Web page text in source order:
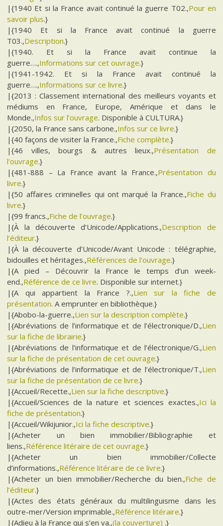
|{1940 Et si la France avait continué la guerre T02.,Pour en
savoir plus.}
|{1940 Et si la France avait continué la guerre
T03.,Description.}
|{1940. Et si la France avait continue la
guerre….,Informations sur cet ouvrage.}
|{1941-1942. Et si la France avait continué la
guerre….,Informations sur ce livre.}
|{2013 : Classement international des meilleurs voyants et
médiums en France, Europe, Amérique et dans le
Monde.,Infos sur l’ouvrage. Disponible à CULTURA.}
|{2050, la France sans carbone.,Infos sur ce livre.}
|{40 façons de visiter la France.,Fiche complète.}
|{46 villes, bourgs & autres lieux.,Présentation de
l’ouvrage.}
|{481-888 – La France avant la France.,Présentation du
livre.}
|{50 affaires criminelles qui ont marqué la France.,Fiche du
livre.}
|{99 francs.,Fiche de l’ouvrage.}
|{À la découverte d’Unicode/Applications.,Description de
l’éditeur.}
|{À la découverte d’Unicode/Avant Unicode : télégraphie,
bidouilles et héritages.,Références de l’ouvrage.}
|{A pied – Découvrir la France le temps d’un week-
end.,Référence de ce livre. Disponible sur internet.}
|{A qui appartient la France ?.,Lien sur la fiche de
présentation. A emprunter en bibliothèque.}
|{Abobo-la-guerre.,Lien sur la description complète.}
|{Abréviations de l’informatique et de l’électronique/D.,Lien
sur la fiche de librairie.}
|{Abréviations de l’informatique et de l’électronique/G.,Lien
sur la fiche de présentation de cet ouvrage.}
|{Abréviations de l’informatique et de l’électronique/T.,Lien
sur la fiche de présentation de ce livre.}
|{Accueil/Recette.,Lien sur la fiche descriptive.}
|{Accueil/Sciences de la nature et sciences exactes.,Ici la
fiche de présentation.}
|{Accueil/Wikijunior.,Ici la fiche descriptive.}
|{Acheter un bien immobilier/Bibliographie et
liens.,Référence litéraire de cet ouvrage.}
|{Acheter un bien immobilier/Collecte
d’informations.,Référence litéraire de ce livre.}
|{Acheter un bien immobilier/Recherche du bien.,Fiche de
l’éditeur.}
|{Actes des états généraux du multilinguisme dans les
outre-mer/Version imprimable.,Référence litéraire.}
|{Adieu à la France qui s’en va.,(la couverture) .}